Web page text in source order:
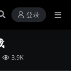
登录
3.9K